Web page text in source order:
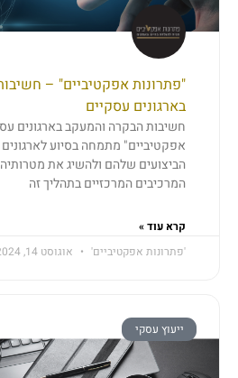
"פתרונות אפקטיביים" –
בארגונים עסקיים
חשיבות הבקרה והמעקב בארגונים
אפקטיביים" מתמחה בסיוע
הביצועים שלהם ולהשיג את
המרכיבים המרכזיים בתהליך זה
קרא עוד »
'פתרונות אפקטיביים'
אוגוסט 14, 2024
ייעוץ עסקי